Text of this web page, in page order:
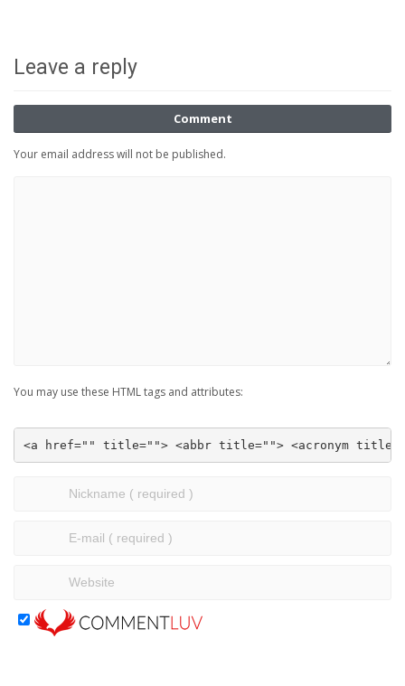
Leave a reply
Comment
Your email address will not be published.
You may use these HTML tags and attributes:
<a href="" title=""> <abbr title=""> <acronym